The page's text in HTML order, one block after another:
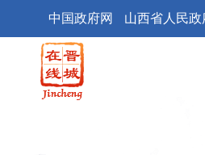
中国政府网 山西省人民政